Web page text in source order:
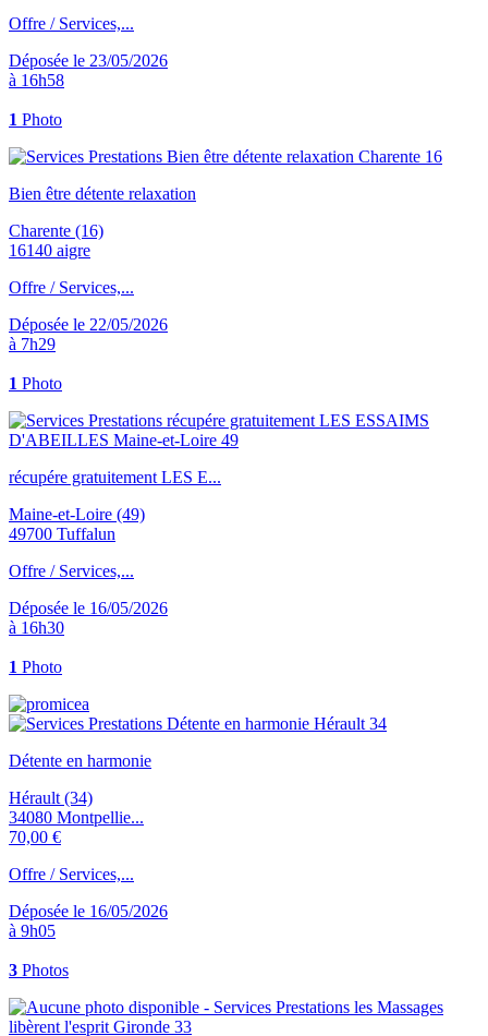
Offre / Services,...
Déposée le 23/05/2026
à 16h58
1 Photo
Bien être détente relaxation
Charente (16)
16140 aigre
Offre / Services,...
Déposée le 22/05/2026
à 7h29
1 Photo
récupére gratuitement LES E...
Maine-et-Loire (49)
49700 Tuffalun
Offre / Services,...
Déposée le 16/05/2026
à 16h30
1 Photo
Détente en harmonie
Hérault (34)
34080 Montpellie...
70,00 €
Offre / Services,...
Déposée le 16/05/2026
à 9h05
3 Photos